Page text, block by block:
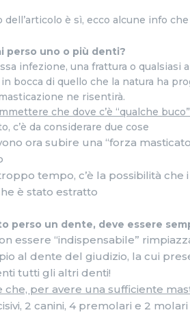
è sì, ecco alcune info
perso uno o più denti?
infezione, una frattura o
bocca di quello che la natura ha
ne risentirà.
che dove c’è “qualche
c’è da considerare due cose
ora subire una “forza
tempo, c’è la possibilità
è stato estratto
perso un dente, deve essere
essere “indispensabile”
al dente del giudizio, la cui
tutti gli altri denti!
per avere una sufficiente
2 canini, 4 premolari e 2